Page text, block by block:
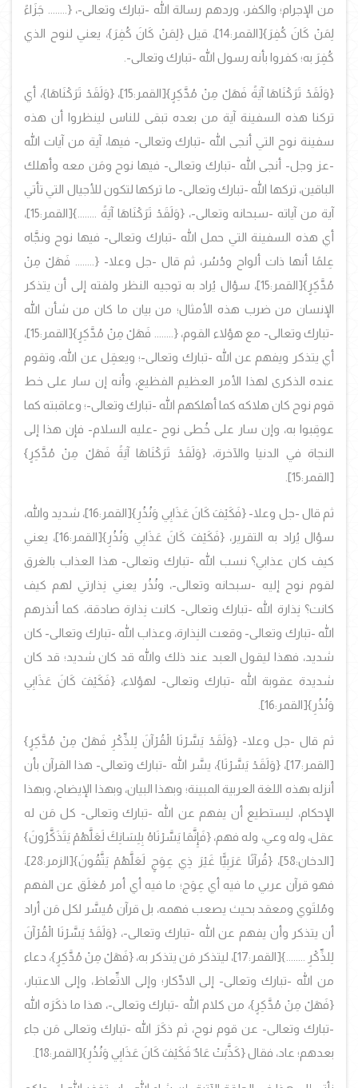
من الإجرام؛ والكفر، وردهم رسالة الله -تبارك وتعالى-،{........ جَزَاءً
لِمَنْ كَانَ كُفِرَ}[القمر:14]، قيل
{لِمَنْ كَانَ كُفِرَ}، يعني لنوح الذي
كُفِرَ به؛ كفروا بأنه رسول الله -تبارك وتعالى-.
{وَلَقَدْ تَرَكْنَاهَا آيَةً فَهَلْ مِنْ مُدَّكِرٍ}[القمر:15]،
{وَلَقَدْ تَرَكْنَاهَا}، أي
تركنا هذه السفينة آية من بعده تبقى للناس لينظروا أن هذه
سفينة نوح التي أنجى الله -تبارك وتعالى- فيها، آية من آيات الله
-عز وجل- أنجى الله -تبارك وتعالى- فيها نوح ومَن معه وأهلك
الباقين، تركها الله -تبارك وتعالى- ما تركها لتكون للأجيال التي تأتي
آية من آياته -سبحانه وتعالى-، {وَلَقَدْ تَرَكْنَاهَا آيَةً ........}
[القمر:15]،
أي هذه السفينة التي حمل الله -تبارك وتعالى- فيها نوح ونجَّاه
عِلمًا أنها ذات ألواح ودُسُر، ثم قال -جل وعلا-{........ فَهَلْ مِنْ
مُدَّكِرٍ}
[القمر:15]، سؤال يُراد به توجيه النظر ولفته إلى أن يتذكر
الإنسان من ضرب هذه الأمثال؛ من بيان ما كان من شأن الله
-تبارك وتعالى- مع هؤلاء القوم،{........ فَهَلْ مِنْ مُدَّكِرٍ}
[القمر:15]،
أي يتذكر ويفهم عن الله -تبارك وتعالى-؛ ويعقِل عن الله، وتقوم
عنده الذكرى لهذا الأمر العظيم الفظيع، وأنه إن سار على خط
قوم نوح كان هلاكه كما أهلكهم الله -تبارك وتعالى-؛ وعاقبته كما
عوقِبوا به، وإن سار على خُطى نوح -عليه السلام- فإن هذا إلى
النجاة في الدنيا والآخرة،{وَلَقَدْ تَرَكْنَاهَا آيَةً فَهَلْ مِنْ مُدَّكِرٍ}
[القمر:15].
ثم قال -جل وعلا- {فَكَيْفَ كَانَ عَذَابِي وَنُذُرِ}
[القمر:16]، شديد والله،
سؤال يُراد به التقرير،{فَكَيْفَ كَانَ عَذَابِي وَنُذُرِ}
[القمر:16]، يعني
كيف كان عذابي؟ نسب الله -تبارك وتعالى- هذا العذاب بالغرق
لقوم نوح إليه -سبحانه وتعالى-، ونُذُر يعني نِذارتي لهم كيف
كانت؟ نِذارة الله -تبارك وتعالى- كانت نِذارة صادقة، كما أنذرهم
الله -تبارك وتعالى- وقعت النِذارة، وعذاب الله -تبارك وتعالى- كان
شديد، فهذا ليقول العبد عند ذلك والله قد كان شديد؛ قد كان
شديدة عقوبة الله -تبارك وتعالى- لهؤلاء، {فَكَيْفَ كَانَ عَذَابِي
وَنُذُرِ}[القمر:16].
ثم قال -جل وعلا- {وَلَقَدْ يَسَّرْنَا الْقُرْآنَ لِلذِّكْرِ فَهَلْ مِنْ مُدَّكِرٍ}
[القمر:17]،
{وَلَقَدْ يَسَّرْنَا}، يسَّر الله -تبارك وتعالى- هذا القرآن بأن
أنزله بهذه اللغة العربية المبينة؛ وبهذا البيان، وبهذا الإيضاح، وبهذا
الإحكام، ليستطيع أن يفهم عن الله -تبارك وتعالى- كل مَن له
عقل، وله وعي، وله فهم، {فَإِنَّمَا يَسَّرْنَاهُ بِلِسَانِكَ لَعَلَّهُمْ يَتَذَكَّرُونَ}
[الدخان:58]،
{قُرآنًا عَرَبِيًّا غَيْرَ ذِي عِوَجٍ لَعَلَّهُمْ يَتَّقُونَ}
[الزمر:28]،
فهو قرآن عربي ما فيه أي عِوَج؛ ما فيه أي أمر مُغلَق عن الفهم
ومُلتَوي ومعقد بحيث يصعب فهمه، بل قرآن مُيسَّر لكل مَن أراد
أن يتذكر وأن يفهم عن الله -تبارك وتعالى-، {وَلَقَدْ يَسَّرْنَا الْقُرْآنَ
لِلذِّكْرِ ........}[القمر:17]، ليتذكر مَن يتذكر به،
{فَهَلْ مِنْ مُدَّكِرٍ}، دعاء
من الله -تبارك وتعالى- إلى الادِّكار؛ وإلى الاتِّعاظ، وإلى الاعتبار،
{فَهَلْ مِنْ مُدَّكِرٍ}، من كلام الله -تبارك وتعالى-، هذا ما ذكَرَه الله
-تبارك وتعالى- عن قوم نوح، ثم ذكَرَ الله -تبارك وتعالى مَن جاء
بعدهم؛ عاد، فقال {كَذَّبَتْ عَادٌ فَكَيْفَ كَانَ عَذَابِي وَنُذُرِ}[القمر:18].